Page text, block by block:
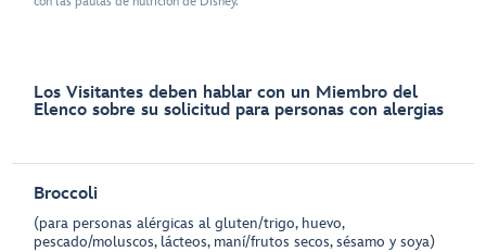
Los Visitantes deben hablar con un Miembro del
Elenco sobre su solicitud para personas con alergias
Broccoli
(para personas alérgicas al gluten/trigo, huevo,
pescado/moluscos, lácteos, maní/frutos secos, sésamo y soya)